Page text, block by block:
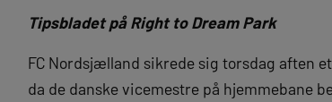
Tipsbladet på Right to Dream Park
FC Nordsjælland sikrede sig torsdag aften
da de danske vicemestre på hjemmebane